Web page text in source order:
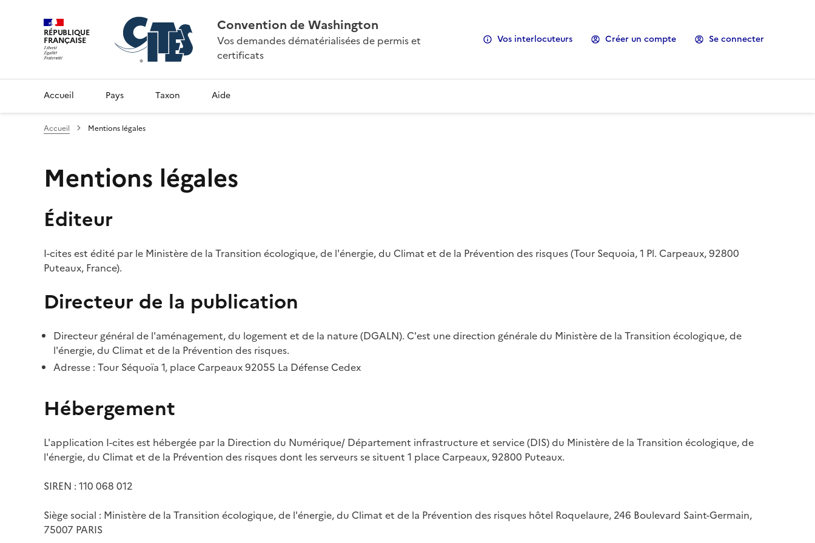
RÉPUBLIQUE
FRANÇAISE
Convention de Washington
Vos demandes dématérialisées de permis et
certificats
Vos interlocuteurs Créer un compte Se connecter
Accueil Pays Taxon Aide
Accueil Mentions légales
Mentions légales
Éditeur
I-cites est édité par le Ministère de la Transition écologique, de l'énergie, du Climat et de la Prévention des risques (Tour Sequoia, 1 Pl. Carpeaux, 92800
Puteaux, France).
Directeur de la publication
Directeur général de l'aménagement, du logement et de la nature (DGALN). C'est une direction générale du Ministère de la Transition écologique, de
l'énergie, du Climat et de la Prévention des risques.
Adresse : Tour Séquoïa 1, place Carpeaux 92055 La Défense Cedex
Hébergement
L'application I-cites est hébergée par la Direction du Numérique/ Département infrastructure et service (DIS) du Ministère de la Transition écologique, de
l'énergie, du Climat et de la Prévention des risques dont les serveurs se situent 1 place Carpeaux, 92800 Puteaux.
SIREN : 110 068 012
Siège social : Ministère de la Transition écologique, de l'énergie, du Climat et de la Prévention des risques hôtel Roquelaure, 246 Boulevard Saint-Germain,
75007 PARIS